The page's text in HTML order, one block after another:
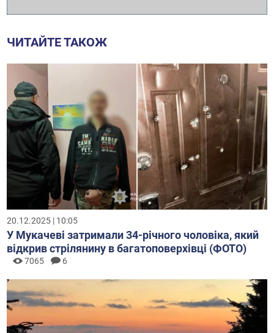
ЧИТАЙТЕ ТАКОЖ
20.12.2025 | 10:05
У Мукачеві затримали 34-річного чоловіка, який
відкрив стрілянину в багатоповерхівці (ФОТО)
7065 6